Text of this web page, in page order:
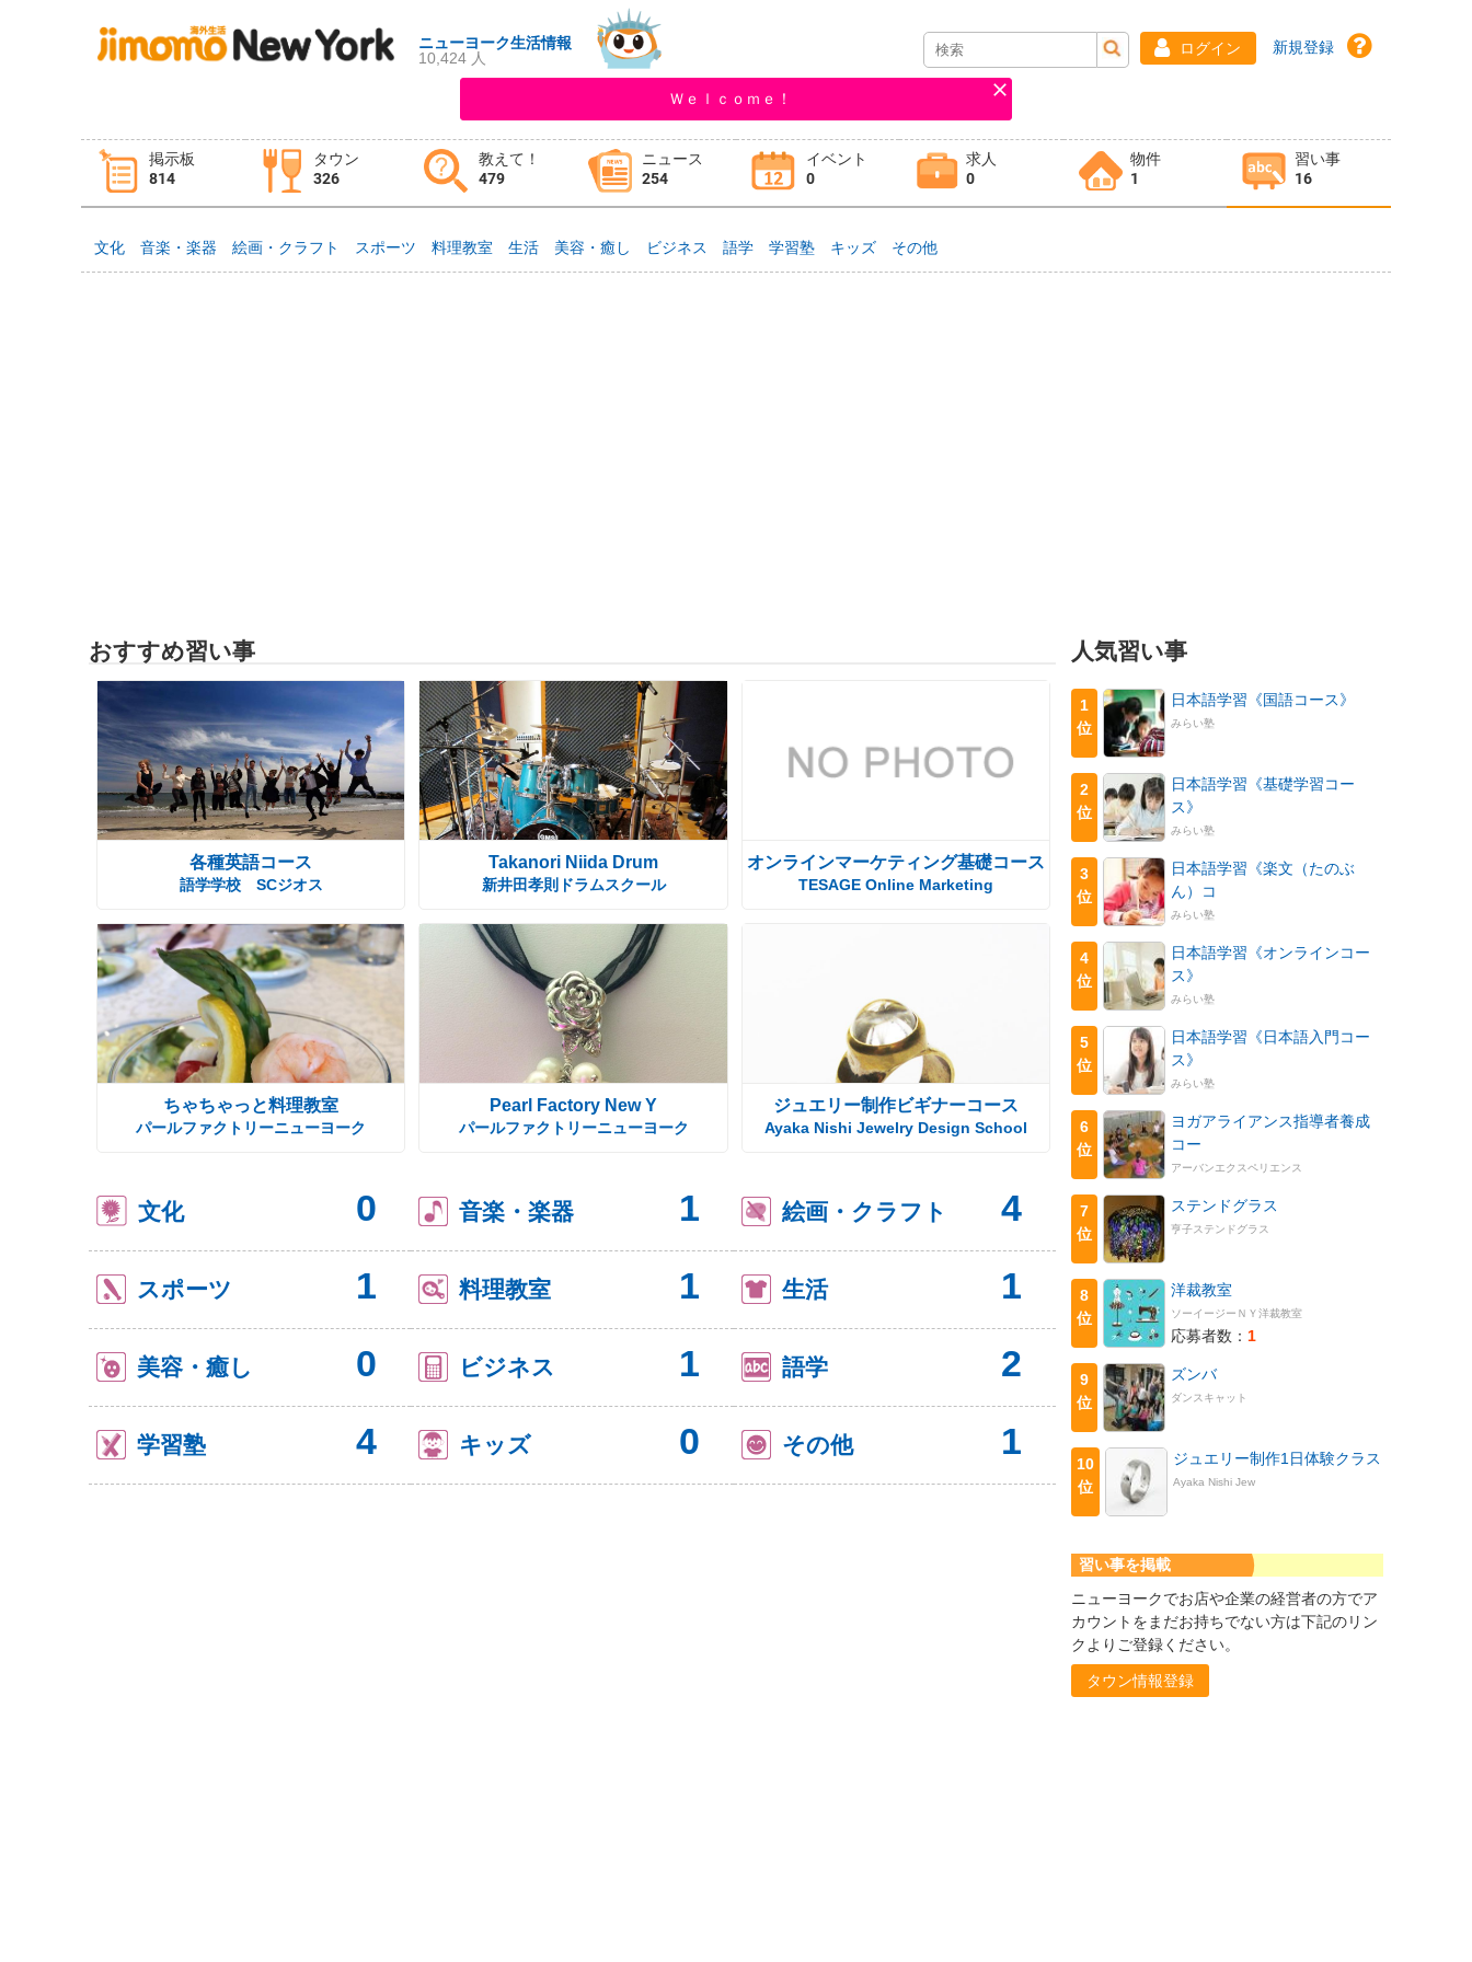
ニューヨーク生活情報
10,424 人
ログイン 新規登録
Ｗｅｌｃｏｍｅ！
掲示板
814
タウン
326
教えて！
479
ニュース
254
イベント
0
求人
0
物件
1
習い事
16
タウン情報
文化 音楽・楽器 絵画・クラフト スポーツ 料理教室 生活 美容・癒し ビジネス 語学 学習塾 キッズ その他
おすすめ習い事
各種英語コース
語学学校 SCジオス
Takanori Niida Drum
新井田孝則ドラムスクール
オンラインマーケティング基礎コース
TESAGE Online Marketing
ちゃちゃっと料理教室
パールファクトリーニューヨーク
Pearl Factory New Y
パールファクトリーニューヨーク
ジュエリー制作ビギナーコース
Ayaka Nishi Jewelry Design School
文化 0 音楽・楽器 1 絵画・クラフト 4
スポーツ 1 料理教室 1 生活 1
美容・癒し 0 ビジネス 1 語学 2
学習塾 4 キッズ 0 その他 1
人気習い事
1
位
日本語学習《国語コース》
みらい塾
2
位
日本語学習《基礎学習コー
ス》
みらい塾
3
位
日本語学習《楽文（たのぶ
ん）コ
みらい塾
4
位
日本語学習《オンラインコー
ス》
みらい塾
5
位
日本語学習《日本語入門コー
ス》
みらい塾
6
位
ヨガアライアンス指導者養成
コー
アーバンエクスペリエンス
7
位
ステンドグラス
亨子ステンドグラス
8
位
洋裁教室
ソーイージーＮＹ洋裁教室
応募者数： 1
9
位
ズンバ
ダンスキャット
10
位
ジュエリー制作1日体験クラス
Ayaka Nishi Jew
習い事を掲載
ニューヨークでお店や企業の経営者の方でア
カウントをまだお持ちでない方は下記のリン
クよりご登録ください。
タウン情報登録